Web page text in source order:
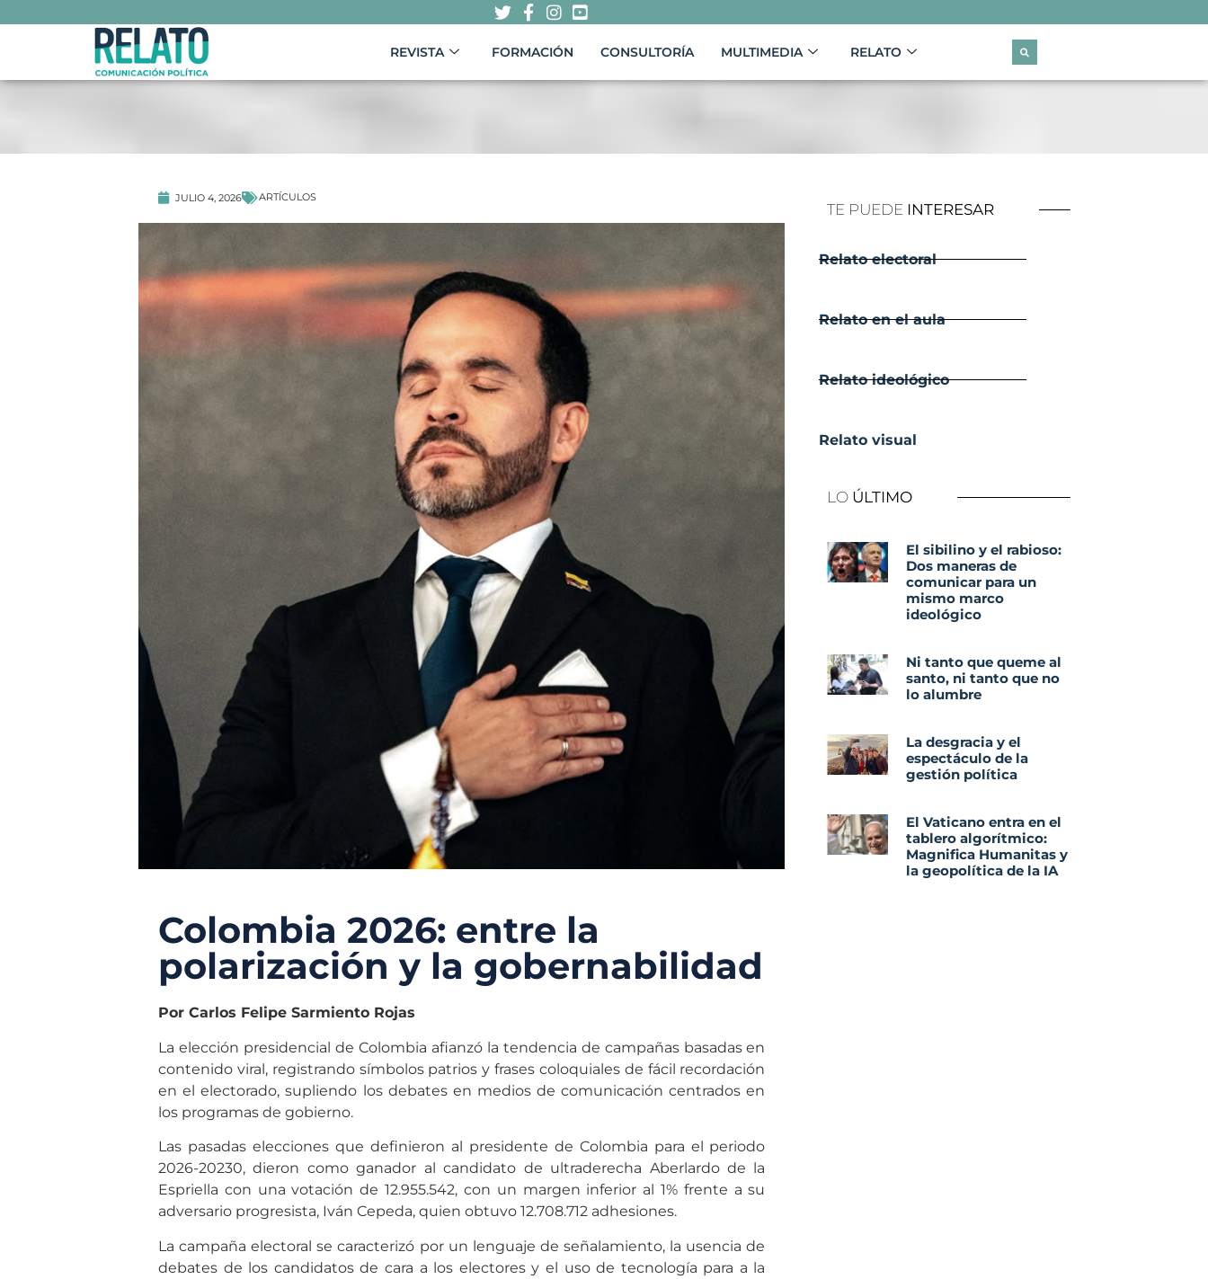
REVISTA FORMACIÓN CONSULTORÍA MULTIMEDIA RELATO
JULIO 4, 2026 ARTÍCULOS
Colombia 2026: entre la
polarización y la gobernabilidad
Por Carlos Felipe Sarmiento Rojas
La elección presidencial de Colombia afianzó la tendencia de campañas basadas en
contenido viral, registrando símbolos patrios y frases coloquiales de fácil recordación
en el electorado, supliendo los debates en medios de comunicación centrados en
los programas de gobierno.
Las pasadas elecciones que definieron al presidente de Colombia para el periodo
2026-20230, dieron como ganador al candidato de ultraderecha Aberlardo de la
Espriella con una votación de 12.955.542, con un margen inferior al 1% frente a su
adversario progresista, Iván Cepeda, quien obtuvo 12.708.712 adhesiones.
La campaña electoral se caracterizó por un lenguaje de señalamiento, la usencia de
debates de los candidatos de cara a los electores y el uso de tecnología para a la
TE PUEDE INTERESAR
Relato electoral
Relato en el aula
Relato ideológico
Relato visual
LO ÚLTIMO
El sibilino y el rabioso:
Dos maneras de
comunicar para un
mismo marco
ideológico
Ni tanto que queme al
santo, ni tanto que no
lo alumbre
La desgracia y el
espectáculo de la
gestión política
El Vaticano entra en el
tablero algorítmico:
Magnifica Humanitas y
la geopolítica de la IA